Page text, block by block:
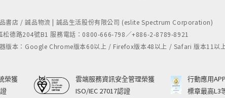
書店 / 誠品物流 | 誠品生活股份有限公司 (eslite Spectrum Corporation)
松德路204號B1 服務電話：0800-666-798／+886-2-8789-8921
版本：Google Chrome版本60以上 / Firefox版本48以上 / Safari 版本11以
榮獲
雲端服務資訊安全管理榮獲
ISO/IEC 27017認證
行動應用
標章最高L3